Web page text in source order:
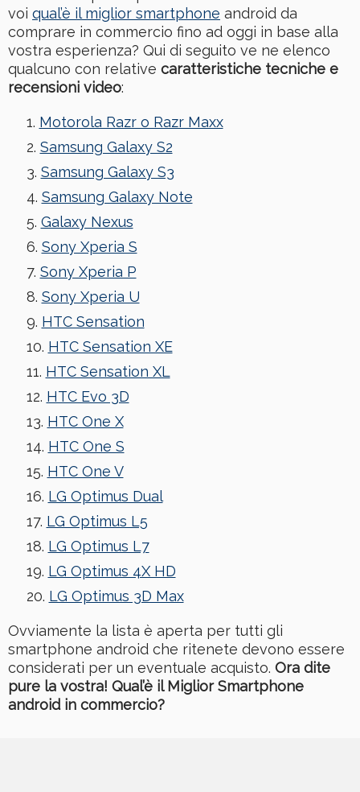
voi qual’è il miglior smartphone android da
comprare in commercio fino ad oggi in base alla
vostra esperienza? Qui di seguito ve ne elenco
qualcuno con relative caratteristiche tecniche e
recensioni video:
Motorola Razr o Razr Maxx
Samsung Galaxy S2
Samsung Galaxy S3
Samsung Galaxy Note
Galaxy Nexus
Sony Xperia S
Sony Xperia P
Sony Xperia U
HTC Sensation
HTC Sensation XE
HTC Sensation XL
HTC Evo 3D
HTC One X
HTC One S
HTC One V
LG Optimus Dual
LG Optimus L5
LG Optimus L7
LG Optimus 4X HD
LG Optimus 3D Max
Ovviamente la lista è aperta per tutti gli
smartphone android che ritenete devono essere
considerati per un eventuale acquisto. Ora dite
pure la vostra! Qual’è il Miglior Smartphone
android in commercio?